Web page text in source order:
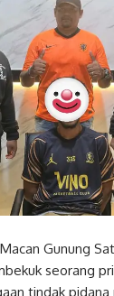
Gunung
seorang
tindak